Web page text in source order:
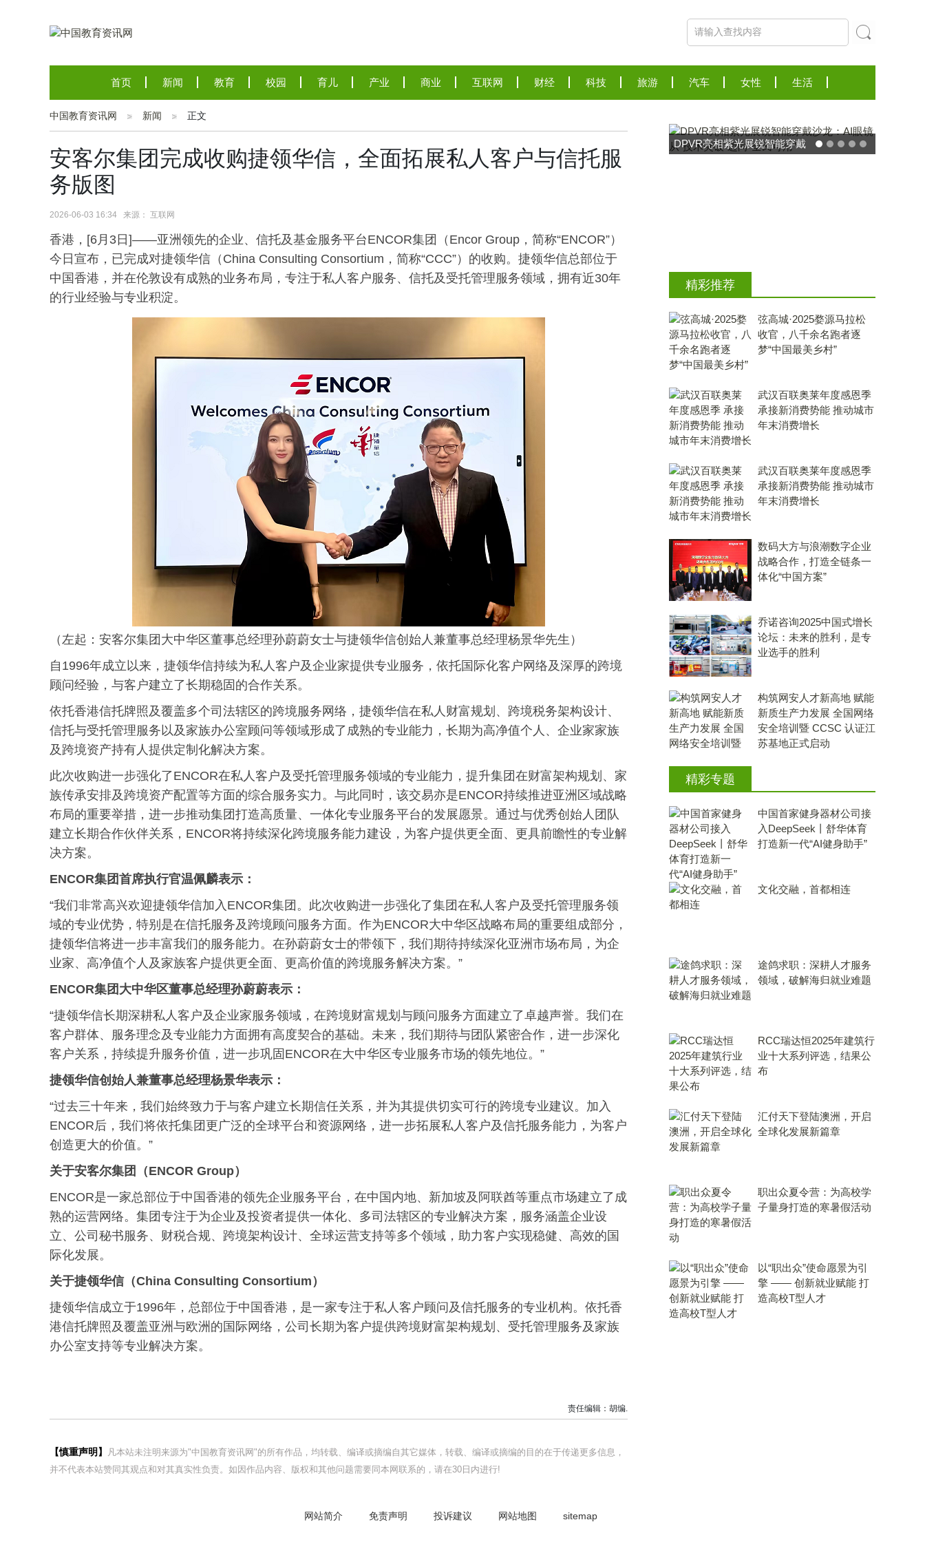
首页 新闻 教育 校园 育儿 产业 商业 互联网 财经 科技 旅游 汽车 女性 生活
中国教育资讯网 新闻 正文
安客尔集团完成收购捷领华信，全面拓展私人客户与信托服
务版图
2026-06-03 16:34 来源： 互联网
香港，[6月3日]——亚洲领先的企业、信托及基金服务平台ENCOR集团（Encor Group，简称“ENCOR”）
今日宣布，已完成对捷领华信（China Consulting Consortium，简称“CCC”）的收购。捷领华信总部位于
中国香港，并在伦敦设有成熟的业务布局，专注于私人客户服务、信托及受托管理服务领域，拥有近30年
的行业经验与专业积淀。
（左起：安客尔集团大中华区董事总经理孙蔚蔚女士与捷领华信创始人兼董事总经理杨景华先生）
自1996年成立以来，捷领华信持续为私人客户及企业家提供专业服务，依托国际化客户网络及深厚的跨境
顾问经验，与客户建立了长期稳固的合作关系。
依托香港信托牌照及覆盖多个司法辖区的跨境服务网络，捷领华信在私人财富规划、跨境税务架构设计、
信托与受托管理服务以及家族办公室顾问等领域形成了成熟的专业能力，长期为高净值个人、企业家家族
及跨境资产持有人提供定制化解决方案。
此次收购进一步强化了ENCOR在私人客户及受托管理服务领域的专业能力，提升集团在财富架构规划、家
族传承安排及跨境资产配置等方面的综合服务实力。与此同时，该交易亦是ENCOR持续推进亚洲区域战略
布局的重要举措，进一步推动集团打造高质量、一体化专业服务平台的发展愿景。通过与优秀创始人团队
建立长期合作伙伴关系，ENCOR将持续深化跨境服务能力建设，为客户提供更全面、更具前瞻性的专业解
决方案。
ENCOR集团首席执行官温佩麟表示：
“我们非常高兴欢迎捷领华信加入ENCOR集团。此次收购进一步强化了集团在私人客户及受托管理服务领
域的专业优势，特别是在信托服务及跨境顾问服务方面。作为ENCOR大中华区战略布局的重要组成部分，
捷领华信将进一步丰富我们的服务能力。在孙蔚蔚女士的带领下，我们期待持续深化亚洲市场布局，为企
业家、高净值个人及家族客户提供更全面、更高价值的跨境服务解决方案。”
ENCOR集团大中华区董事总经理孙蔚蔚表示：
“捷领华信长期深耕私人客户及企业家服务领域，在跨境财富规划与顾问服务方面建立了卓越声誉。我们在
客户群体、服务理念及专业能力方面拥有高度契合的基础。未来，我们期待与团队紧密合作，进一步深化
客户关系，持续提升服务价值，进一步巩固ENCOR在大中华区专业服务市场的领先地位。”
捷领华信创始人兼董事总经理杨景华表示：
“过去三十年来，我们始终致力于与客户建立长期信任关系，并为其提供切实可行的跨境专业建议。加入
ENCOR后，我们将依托集团更广泛的全球平台和资源网络，进一步拓展私人客户及信托服务能力，为客户
创造更大的价值。”
关于安客尔集团（ENCOR Group）
ENCOR是一家总部位于中国香港的领先企业服务平台，在中国内地、新加坡及阿联酋等重点市场建立了成
熟的运营网络。集团专注于为企业及投资者提供一体化、多司法辖区的专业解决方案，服务涵盖企业设
立、公司秘书服务、财税合规、跨境架构设计、全球运营支持等多个领域，助力客户实现稳健、高效的国
际化发展。
关于捷领华信（China Consulting Consortium）
捷领华信成立于1996年，总部位于中国香港，是一家专注于私人客户顾问及信托服务的专业机构。依托香
港信托牌照及覆盖亚洲与欧洲的国际网络，公司长期为客户提供跨境财富架构规划、受托管理服务及家族
办公室支持等专业解决方案。
责任编辑：胡编.
【慎重声明】
凡本站未注明来源为"中国教育资讯网"的所有作品，均转载、编译或摘编自其它媒体，转载、编译或摘编的目的在于传递更多信息，
并不代表本站赞同其观点和对其真实性负责。如因作品内容、版权和其他问题需要同本网联系的，请在30日内进行!
DPVR亮相紫光展锐智能穿戴
精彩推荐
弦高城·2025婺源马拉松
收官，八千余名跑者逐
梦“中国最美乡村”
武汉百联奥莱年度感恩季
承接新消费势能 推动城市
年末消费增长
武汉百联奥莱年度感恩季
承接新消费势能 推动城市
年末消费增长
数码大方与浪潮数字企业
战略合作，打造全链条一
体化“中国方案”
乔诺咨询2025中国式增长
论坛：未来的胜利，是专
业选手的胜利
构筑网安人才新高地 赋能
新质生产力发展 全国网络
安全培训暨 CCSC 认证江
苏基地正式启动
精彩专题
中国首家健身器材公司接
入DeepSeek丨舒华体育
打造新一代“AI健身助手”
文化交融，首都相连
途鸽求职：深耕人才服务
领域，破解海归就业难题
RCC瑞达恒2025年建筑行
业十大系列评选，结果公
布
汇付天下登陆澳洲，开启
全球化发展新篇章
职出众夏令营：为高校学
子量身打造的寒暑假活动
以“职出众”使命愿景为引
擎 —— 创新就业赋能 打
造高校T型人才
网站简介 免责声明 投诉建议 网站地图 sitemap